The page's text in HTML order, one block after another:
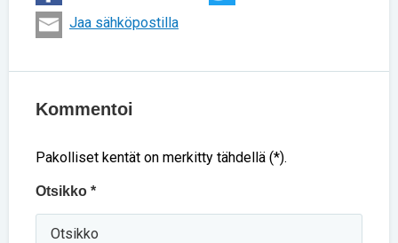
Jaa sähköpostilla
Kommentoi
Pakolliset kentät on merkitty tähdellä (*).
Otsikko *